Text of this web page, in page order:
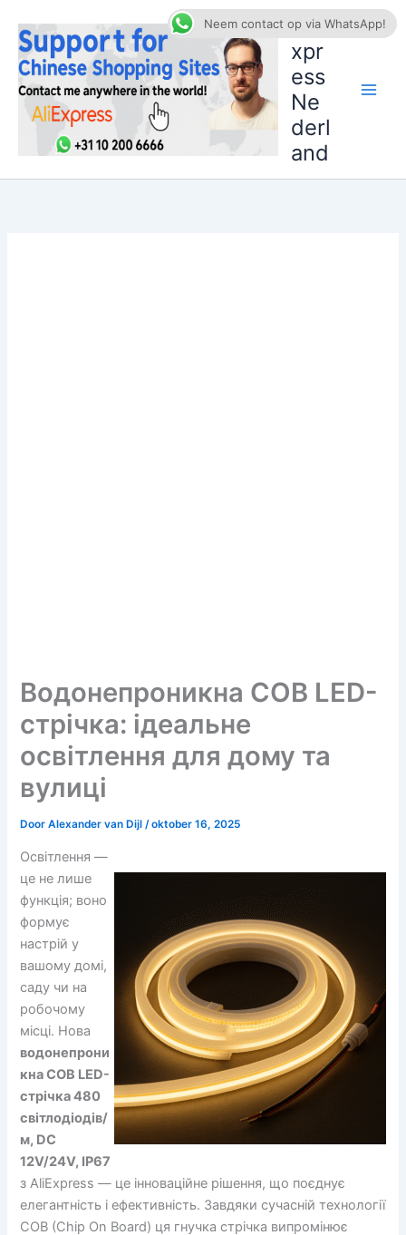
naar
inhoud
AliE
xpr
ess
Ne
derl
and
Водонепроникна COB LED-
стрічка: ідеальне
освітлення для дому та
вулиці
DoorAlexander van Dijl/oktober 16, 2025
Освітлення —
це не лише
функція; воно
формує
настрій у
вашому домі,
саду чи на
робочому
місці. Нова
водонепрони
кна COB LED-
стрічка 480
світлодіодів/
м, DC
12V/24V, IP67
з AliExpress — це інноваційне рішення, що поєднує
елегантність і ефективність. Завдяки сучасній технології
COB (Chip On Board) ця гнучка стрічка випромінює
Neem contact op via WhatsApp!